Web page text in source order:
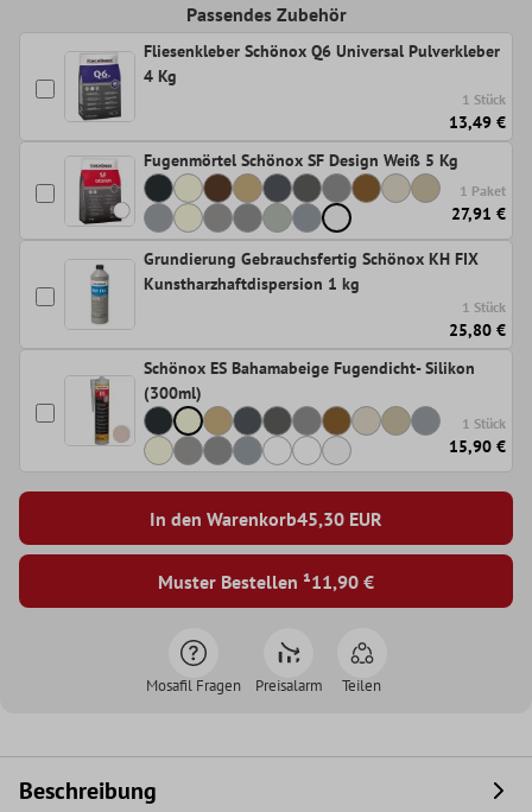
Passendes Zubehör
Fliesenkleber Schönox Q6 Universal Pulverkleber
4 Kg
1 Stück
13,49 €
Fugenmörtel Schönox SF Design Weiß 5 Kg
1 Paket
27,91 €
Grundierung Gebrauchsfertig Schönox KH FIX
Kunstharzhaftdispersion 1 kg
1 Stück
25,80 €
Schönox ES Bahamabeige Fugendicht- Silikon
(300ml)
1 Stück
15,90 €
In den Warenkorb45,30 EUR
Muster Bestellen ¹11,90 €
Mosafil Fragen Preisalarm Teilen
Beschreibung